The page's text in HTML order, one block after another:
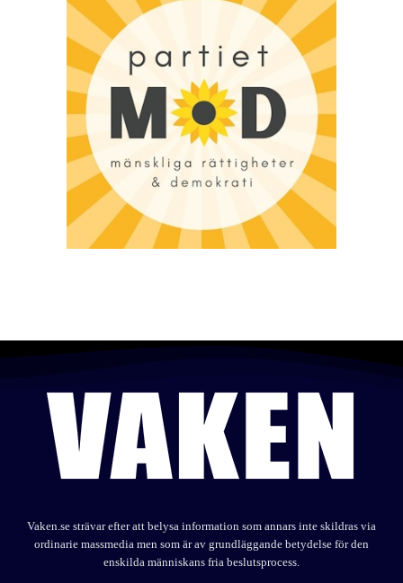
Vaken.se strävar efter att belysa information som annars inte skildras via
ordinarie massmedia men som är av grundläggande betydelse för den
enskilda människans fria beslutsprocess.